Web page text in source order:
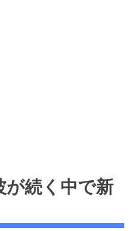
が続く中で新